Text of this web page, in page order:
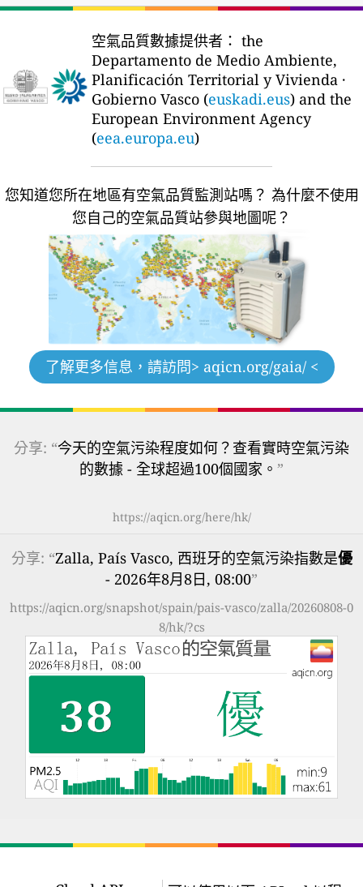
空氣品質數據提供者： the
Departamento de Medio Ambiente,
Planificación Territorial y Vivienda ·
Gobierno Vasco (euskadi.eus) and the
European Environment Agency
(eea.europa.eu)
您知道您所在地區有空氣品質監測站嗎？ 為什麼不使用
您自己的空氣品質站參與地圖呢？
了解更多信息，請訪問> aqicn.org/gaia/ <
分享: “今天的空氣污染程度如何？查看實時空氣污染
的數據 - 全球超過100個國家。 ”
https://aqicn.org/here/hk/
分享: “Zalla, País Vasco, 西班牙的空氣污染指數是優
- 2026年8月8日, 08:00”
https://aqicn.org/snapshot/spain/pais-vasco/zalla/20260808-0
8/hk/?cs